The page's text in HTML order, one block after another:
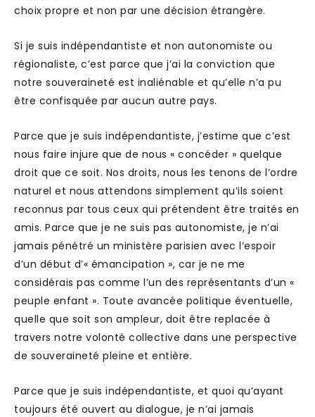
choix propre et non par une décision étrangère.
Si je suis indépendantiste et non autonomiste ou
régionaliste, c’est parce que j’ai la conviction que
notre souveraineté est inaliénable et qu’elle n’a pu
être confisquée par aucun autre pays.
Parce que je suis indépendantiste, j’estime que c’est
nous faire injure que de nous « concéder » quelque
droit que ce soit. Nos droits, nous les tenons de l’ordre
naturel et nous attendons simplement qu’ils soient
reconnus par tous ceux qui prétendent être traités en
amis. Parce que je ne suis pas autonomiste, je n’ai
jamais pénétré un ministère parisien avec l’espoir
d’un début d’« émancipation », car je ne me
considérais pas comme l’un des représentants d’un «
peuple enfant ». Toute avancée politique éventuelle,
quelle que soit son ampleur, doit être replacée à
travers notre volonté collective dans une perspective
de souveraineté pleine et entière.
Parce que je suis indépendantiste, et quoi qu’ayant
toujours été ouvert au dialogue, je n’ai jamais